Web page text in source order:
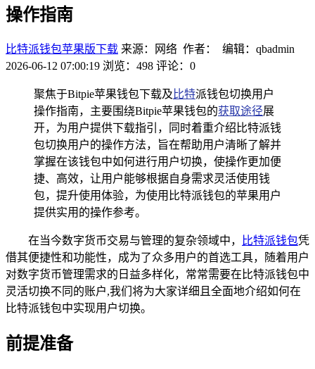
操作指南
比特派钱包苹果版下载 来源：网络 作者： 编辑：qbadmin
2026-06-12 07:00:19 浏览：498 评论：0
聚焦于Bitpie苹果钱包下载及 比特派钱包切换用户
操作指南，主要围绕Bitpie苹果钱包的获取途径展
开，为用户提供下载指引，同时着重介绍比特派钱
包切换用户的操作方法，旨在帮助用户清晰了解并
掌握在该钱包中如何进行用户切换，使操作更加便
捷、高效，让用户能够根据自身需求灵活使用钱
包，提升使用体验，为使用比特派钱包的苹果用户
提供实用的操作参考。
在当今数字货币交易与管理的复杂领域中， 比特派钱包凭
借其便捷性和功能性，成为了众多用户的首选工具，随着用户
对数字货币管理需求的日益多样化，常常需要在比特派钱包中
灵活切换不同的账户,我们将为大家详细且全面地介绍如何在
比特派钱包中实现用户切换。
前提准备